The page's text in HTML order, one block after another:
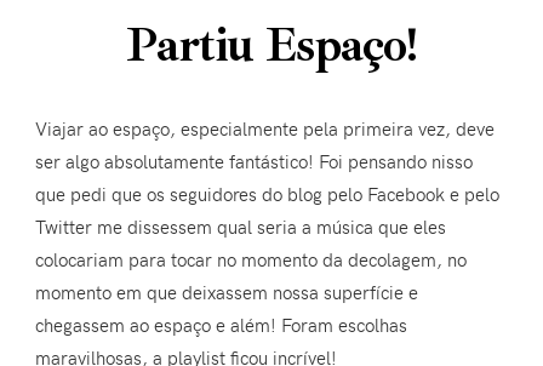
Partiu Espaço!
Viajar ao espaço, especialmente pela primeira vez, deve
ser algo absolutamente fantástico! Foi pensando nisso
que pedi que os seguidores do blog pelo Facebook e pelo
Twitter me dissessem qual seria a música que eles
colocariam para tocar no momento da decolagem, no
momento em que deixassem nossa superfície e
chegassem ao espaço e além! Foram escolhas
maravilhosas, a playlist ficou incrível!